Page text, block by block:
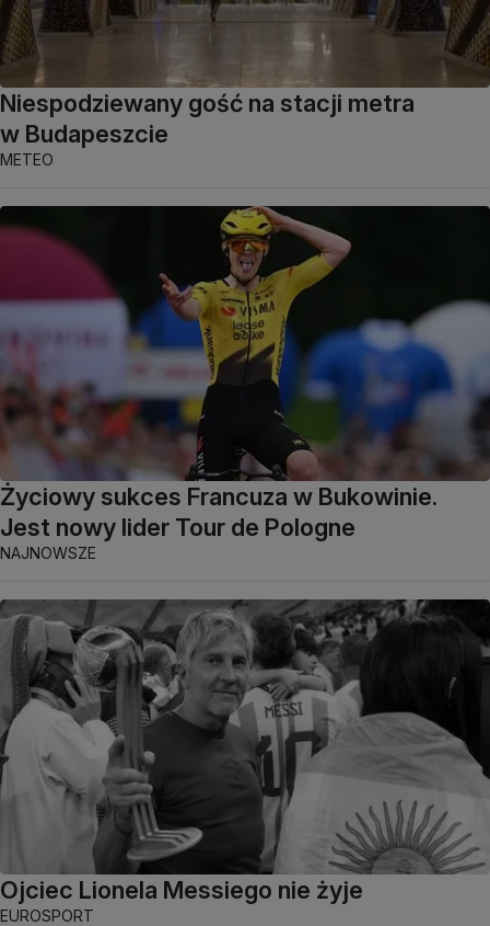
Niespodziewany gość na stacji metra
w Budapeszcie
METEO
Życiowy sukces Francuza w Bukowinie.
Jest nowy lider Tour de Pologne
NAJNOWSZE
Ojciec Lionela Messiego nie żyje
EUROSPORT